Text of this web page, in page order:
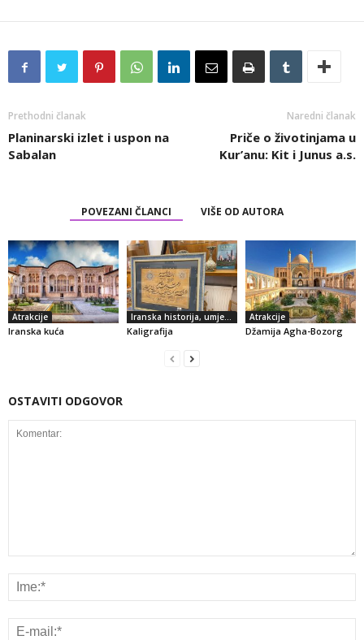
Prethodni članak
Planinarski izlet i uspon na
Sabalan
Naredni članak
Priče o životinjama u
Kur’anu: Kit i Junus a.s.
POVEZANI ČLANCI VIŠE OD AUTORA
Atrakcije
Iranska kuća
Iranska historija, umjetnost i kultura
Kaligrafija
Atrakcije
Džamija Agha-Bozorg
OSTAVITI ODGOVOR